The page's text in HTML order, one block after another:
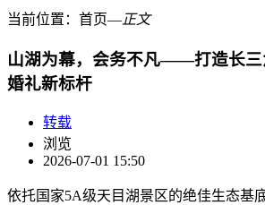
当前位置： 首页―正文
山湖为幕，会务不凡——打造长三
婚礼新标杆
转载
浏览
2026-07-01 15:50
依托国家5A级天目湖景区的绝佳生态基